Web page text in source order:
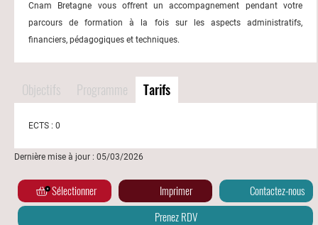
Cnam Bretagne vous offrent un accompagnement pendant votre
parcours de formation à la fois sur les aspects administratifs,
financiers, pédagogiques et techniques.
Objectifs Programme Tarifs
ECTS : 0
Dernière mise à jour : 05/03/2026
Sélectionner Imprimer
Contactez-nous
Prenez RDV